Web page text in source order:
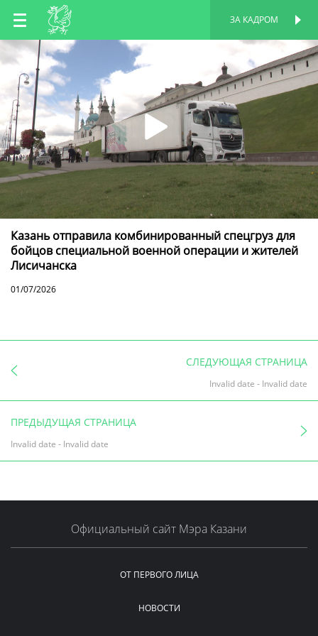
RU
TT
ЗА КАДРОМ
Казань отправила комбинированный спецгруз для
бойцов специальной военной операции и жителей
Лисичанска
01/07/2026
СЛЕДУЮЩАЯ СТРАНИЦА
Invalid date - Invalid date
ПРЕДЫДУЩАЯ СТРАНИЦА
Invalid date - Invalid date
Официальный сайт Мэра Казани
ОТ ПЕРВОГО ЛИЦА
НОВОСТИ
ПЕРСОНАЛЬНАЯ
СТРАНИЦА